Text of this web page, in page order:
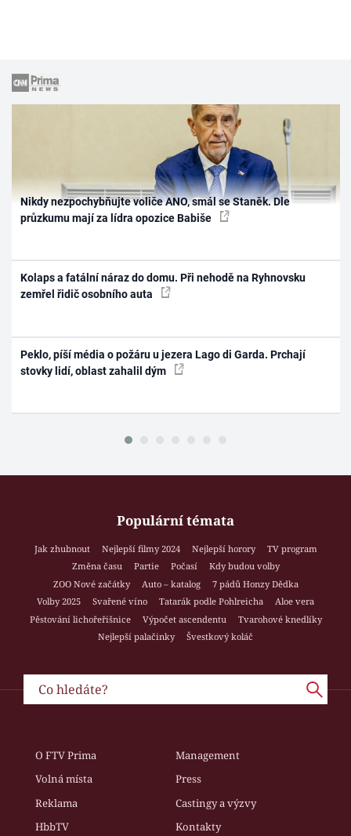
Nikdy nezpochybňujte voliče ANO, smál se Staněk. Dle
průzkumu mají za lídra opozice Babiše
Kolaps a fatální náraz do domu. Při nehodě na Ryhnovsku
zemřel řidič osobního auta
Peklo, píší média o požáru u jezera Lago di Garda. Prchají
stovky lidí, oblast zahalil dým
Populární témata
Jak zhubnout Nejlepší filmy 2024 Nejlepší horory
TV program
Změna času
Partie Počasí
Kdy budou volby
ZOO Nové začátky
Auto – katalog
7 pádů Honzy Dědka
Volby 2025
Svařené víno Tatarák podle Pohlreicha
Aloe vera
Pěstování lichořeřišnice
Výpočet ascendentu
Tvarohové knedlíky
Nejlepší palačinky
Švestkový koláč
O FTV Prima
Management
Volná místa
Press
Reklama
Castingy a výzvy
HbbTV
Kontakty